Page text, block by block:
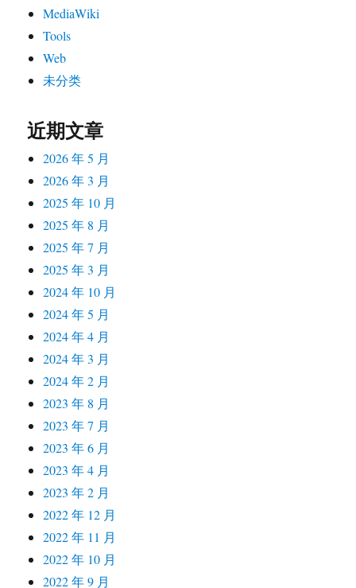
MediaWiki
Tools
Web
未分类
近期文章
2026 年 5 月
2026 年 3 月
2025 年 10 月
2025 年 8 月
2025 年 7 月
2025 年 3 月
2024 年 10 月
2024 年 5 月
2024 年 4 月
2024 年 3 月
2024 年 2 月
2023 年 8 月
2023 年 7 月
2023 年 6 月
2023 年 4 月
2023 年 2 月
2022 年 12 月
2022 年 11 月
2022 年 10 月
2022 年 9 月